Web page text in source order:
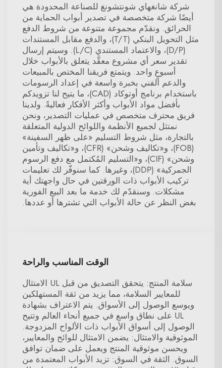
شركة شانغهاي شونتشونغ للصناعة المحدودة هي
أيضًا شركة متخصصة في تصدير أبواب الحماية من
الحرائق. ونقدّم مجموعة متنوعة من شروط الدفع
مثل التحويل البنكي (T/T)، والدفع مقابل المستندات
(D/P)، والاعتماد المستندي (L/C). وسيتم إرسال
تقدير سعر أي مشروع معقَّد يتعلق بالأبواب خلال
أسبوعٍ واحد. ويتمتع فريقنا المختص بالمبيعات
والدعم الفني بخبرة واسعة في إعداد الرسومات
باستخدام برنامج أوتوكاد (CAD)، ما يتيح لنا تزويدكم
بأفضل مواد الأبواب وأكثر الأفكار فعاليةً. ولدينا
فريق محترف متخصص في عمليات التصدير، ونحن
نمتثل لجميع الأنظمة واللوائح الدولية المتعلقة
بالتجارة، مثل شروط التسليم «على ظهر السفينة»
(FOB)، و«تكاليف وشحن» (CFR)، و«تكاليف وتأمين
وشحن» (CIF)، و«التسليم المُكتمل مع دفع الرسوم
الجمركية» (DDP)، وغيرها. كما سنوفّر لك تعليمات
تركيب الأبواب ذات الورقتين في حال واجهتك أية
مشكلات. وسنقدّم لك خدمة ما بعد البيع الفورية
بغض النظر عن حالة الأبواب التي تشترها أو عددها.
الوقت المناسب والراحة
سلامة المنتج: يتحقق التصديق من قبل UL الامتثال
للمعايير السلامة، مما يزيد من ثقة المستهلكين
ويوسع الوصول إلى الأسواق. يتم الاعتراف بشهادة
UL على نطاق واسع في جميع أنحاء العالم وتتيح
الوصول إلى أسواق الأبواب ذات الألواح المزدوجة.
الموثوقية والامتثال: يضمن الامتثال للوائح والمعايير،
ويحسن موثوقية المنتج ويعمل على ضمان توافق
السوق. الثقة في السوق: تزيد الأبواب المعتمدة من